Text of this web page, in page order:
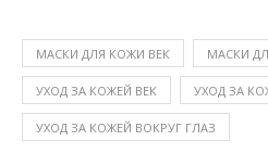
МАСКИ ДЛЯ КОЖИ ВЕК МАСКИ
УХОД ЗА КОЖЕЙ ВЕК УХОД ЗА
УХОД ЗА КОЖЕЙ ВОКРУГ ГЛАЗ